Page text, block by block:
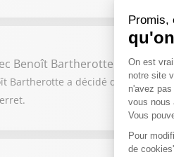
Benoît Bartherotte
Bartherotte a décidé d’agir en